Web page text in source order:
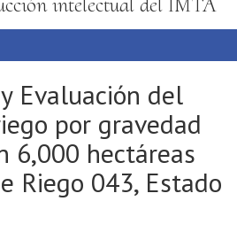
Evaluación del
por gravedad
6,000 hectáreas
Riego 043, Estado